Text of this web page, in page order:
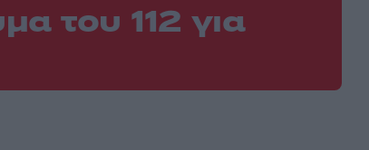
του 112 για